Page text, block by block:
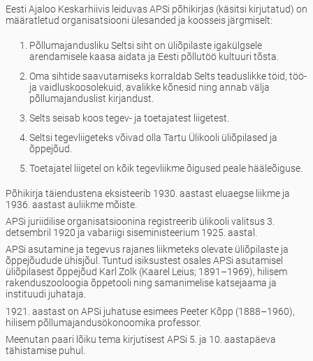
Eesti Ajaloo Keskarhiivis leiduvas APSi põhikirjas (käsitsi kirjutatud) on
määratletud organisatsiooni ülesanded ja koosseis järgmiselt:
Põllumajandusliku Seltsi siht on üliõpilaste igakülgsele
arendamisele kaasa aidata ja Eesti põllutöö kultuuri tõsta.
Oma sihtide saavutamiseks korraldab Selts teaduslikke töid, töö-
ja vaidluskoosolekuid, avalikke kõnesid ning annab välja
põllumajanduslist kirjandust.
Selts seisab koos tegev- ja toetajatest liigetest.
Seltsi tegevliigeteks võivad olla Tartu Ülikooli üliõpilased ja
õppejõud.
Toetajatel liigetel on kõik tegevliikme õigused peale hääleõiguse.
Põhikirja täiendustena eksisteerib 1930. aastast eluaegse liikme ja
1936. aastast auliikme mõiste.
APSi juriidilise organisatsioonina registreerib ülikooli valitsus 3.
detsembril 1920 ja vabariigi siseministeerium 1925. aastal.
APSi asutamine ja tegevus rajanes liikmeteks olevate üliõpilaste ja
õppejõudude ühisjõul. Tuntud isiksustest osales APSi asutamisel
üliõpilasest õppejõud Karl Zolk (Kaarel Leius; 1891–1969), hilisem
rakendus­zooloogia õppetooli ning samanimelise katsejaama ja
instituudi juhataja.
1921. aastast on APSi juhatuse esimees Peeter Kõpp (1888–1960),
hilisem põllumajandusökonoomika professor.
Meenutan paari lõiku tema kirjutisest APSi 5. ja 10. aastapäeva
tähistamise puhul.